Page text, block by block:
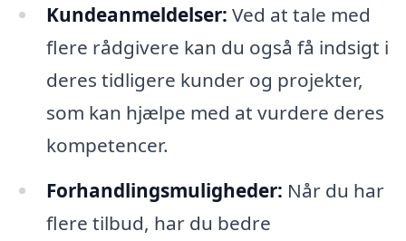
Kundeanmeldelser: Ved at tale med
flere rådgivere kan du også få indsigt i
deres tidligere kunder og projekter,
som kan hjælpe med at vurdere deres
kompetencer.
Forhandlingsmuligheder: Når du har
flere tilbud, har du bedre